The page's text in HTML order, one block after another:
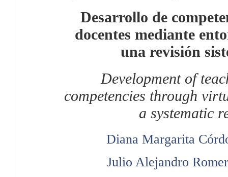
Desarrollo de
docentes mediante
una revisión
Development of
competencies through
a systematic
Diana Margarita
Julio Alejandro